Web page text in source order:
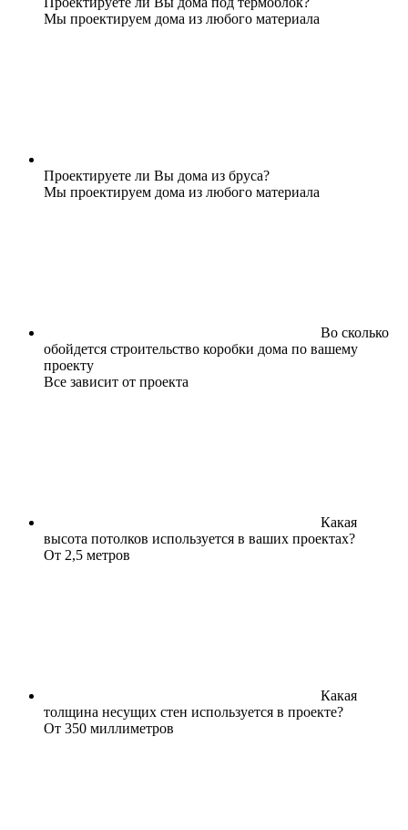
Мы проектируем дома из любого материала
Проектируете ли Вы дома из бруса?
Мы проектируем дома из любого материала
Во сколько
обойдется строительство коробки дома по вашему
проекту
Все зависит от проекта
Какая
высота потолков используется в ваших проектах?
От 2,5 метров
Какая
толщина несущих стен используется в проекте?
От 350 миллиметров